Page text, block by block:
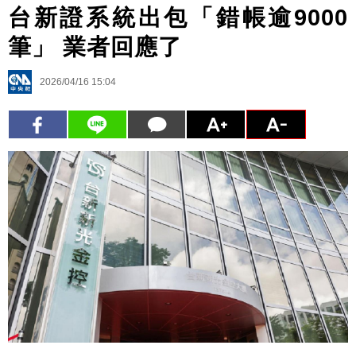
台新證系統出包「錯帳逾9000
筆」 業者回應了
2026/04/16 15:04